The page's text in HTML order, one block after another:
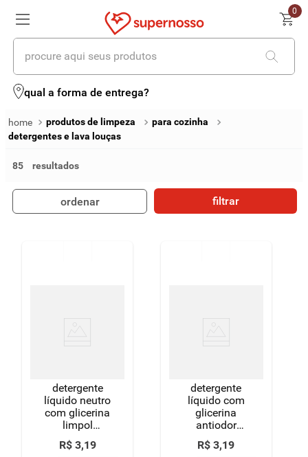
0
procure aqui seus produtos
qual a forma de entrega?
produtos de limpeza
para cozinha
detergentes e lava louças
85
ordenar filtrar
detergente
líquido neutro
com glicerina
limpol
squeeze
500ml
R$ 3,19
detergente
líquido com
glicerina
antiodor
cristal limpol
squeeze
R$ 3,19
termos mais buscados
2º leite
3º cafe
iogurte
detergente